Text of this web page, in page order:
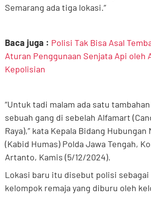
Semarang ada tiga lokasi.”
Baca juga : Polisi Tak Bisa Asal
Aturan Penggunaan Senjata Api oleh
Kepolisian
“Untuk tadi malam ada satu
sebuah gang di sebelah Alfamart
Raya),” kata Kepala Bidang Hubungan
(Kabid Humas) Polda Jawa Tengah,
Artanto, Kamis (5/12/2024).
Lokasi baru itu disebut polisi sebagai
kelompok remaja yang diburu oleh